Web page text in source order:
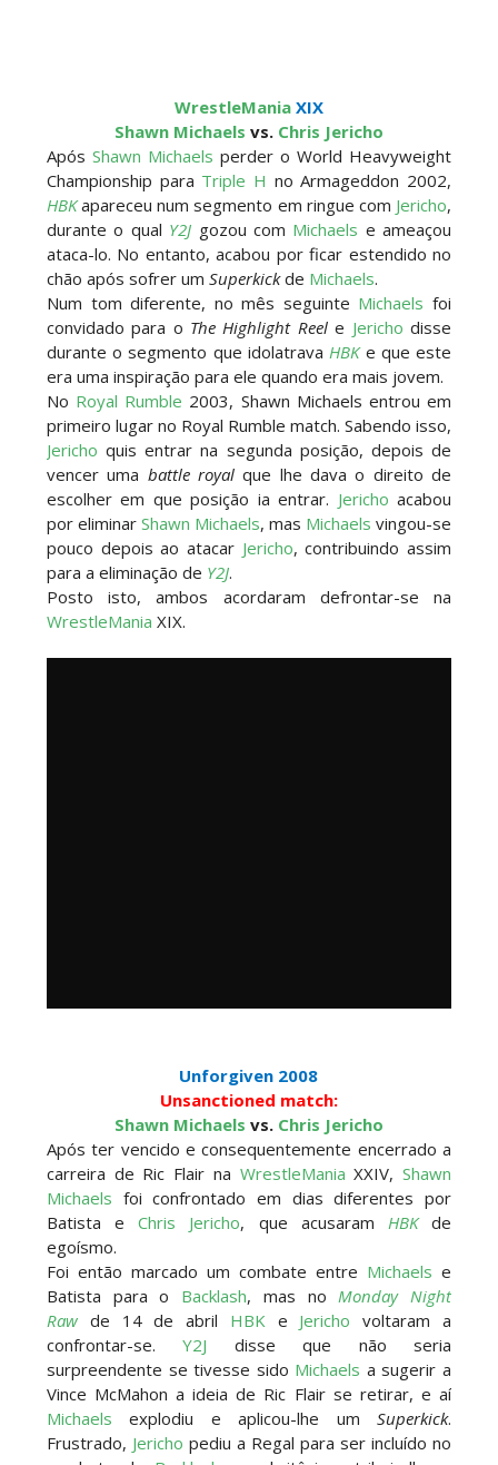
WrestleManiaXIX
Shawn Michaels vs. Chris Jericho
Após Shawn Michaels perder o World Heavyweight
Championship para Triple H no Armageddon 2002,
HBKapareceu num segmento em ringue com Jericho,
durante o qual Y2J gozou com Michaels e ameaçou
ataca-lo. No entanto, acabou por ficar estendido no
chão após sofrer um Superkickde Michaels.
Num tom diferente, no mês seguinte Michaels foi
convidado para o The Highlight Reele Jericho disse
durante o segmento que idolatrava HBKe que este
era uma inspiração para ele quando era mais jovem.
No Royal Rumble 2003, Shawn Michaels entrou em
primeiro lugar no Royal Rumble match. Sabendo isso,
Jericho quis entrar na segunda posição, depois de
vencer uma battle royalque lhe dava o direito de
escolher em que posição ia entrar. Jericho acabou
por eliminar Shawn Michaels, mas Michaels vingou-se
pouco depois ao atacar Jericho, contribuindo assim
para a eliminação de Y2J.
Posto isto, ambos acordaram defrontar-se na
WrestleMania XIX.
Unforgiven 2008
Unsanctioned match:
Shawn Michaels vs. Chris Jericho
Após ter vencido e consequentemente encerrado a
carreira de Ric Flair na WrestleMania XXIV,Shawn
Michaels foi confrontado em dias diferentes por
Batista eChris Jericho, que acusaram HBKde
egoísmo.
Foi então marcado um combate entre Michaels e
Batista para o Backlash, mas no Monday Night
Rawde 14 de abril HBK e Jericho voltaram a
confrontar-se.Y2J disse que não seria
surpreendente se tivesse sido Michaels a sugerir a
Vince McMahon a ideia de Ric Flair se retirar, e aí
Michaels explodiu e aplicou-lhe umSuperkick.
Frustrado, Jericho pediu a Regal para ser incluído no